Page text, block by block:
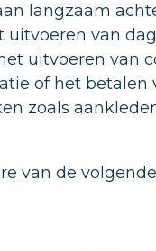
langzaam
van
uitvoeren van
of het betalen
zoals
van de